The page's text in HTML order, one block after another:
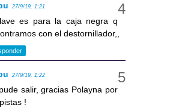
27/9/19, 1:21
es para la caja negra q
con el destornillador,,
27/9/19, 1:22
salir, gracias Polayna por
!